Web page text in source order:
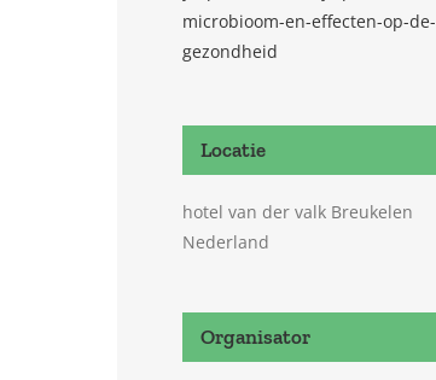
microbioom-en-effecten-op-de-
gezondheid
Locatie
hotel van der valk Breukelen
Nederland
Organisator